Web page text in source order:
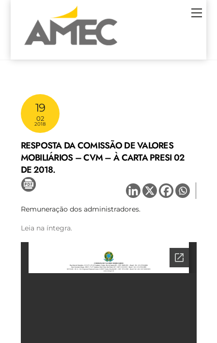
19
02
2018
RESPOSTA DA COMISSÃO DE VALORES
MOBILIÁRIOS – CVM – À CARTA PRESI 02
DE 2018.
Remuneração dos administradores.
Leia na íntegra.